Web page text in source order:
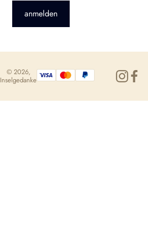
anmelden
© 2026,
Inselgedanke